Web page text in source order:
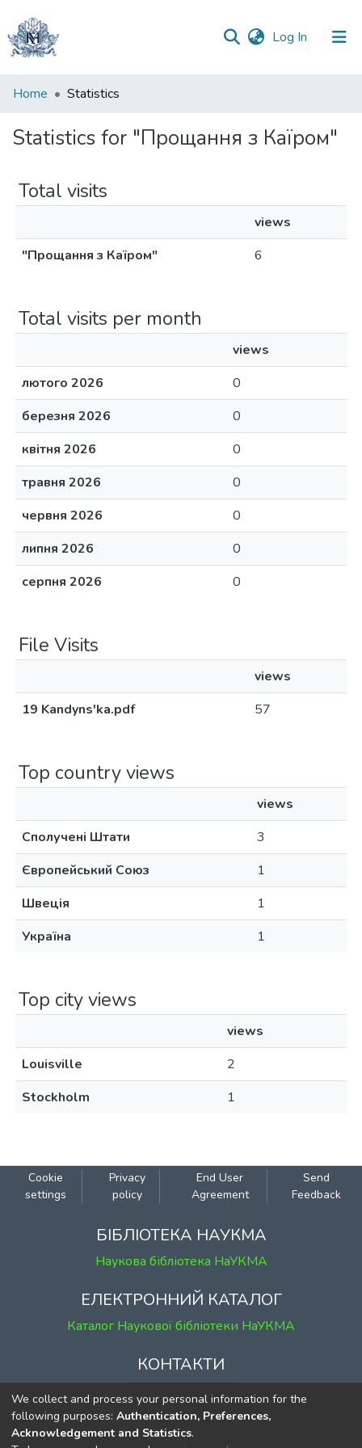
Log In (current)
Communities
Collections
Home Statistics
Statistics for "Прощання з Каїром"
Total visits
views
"Прощання з Каїром"
6
Total visits per month
views
лютого 2026
0
березня 2026
0
квітня 2026
0
травня 2026
0
червня 2026
0
липня 2026
0
серпня 2026
0
File Visits
views
19 Kandyns'ka.pdf
57
Top country views
views
Сполучені Штати
3
Європейський Союз
1
Швеція
1
Україна
1
Top city views
views
Louisville
2
Stockholm
1
Cookie
settings
Privacy
policy
End User
Agreement
Send
Feedback
БІБЛІОТЕКА НАУКМА
Наукова бібліотека НаУКМА
ЕЛЕКТРОННИЙ КАТАЛОГ
Каталог Наукової бібліотеки НаУКМА
КОНТАКТИ
м. Київ, вул. Григорія Сковороди, 2
к. 1, к. 120
тел. (044) 463-69-31
We collect and process your personal information for the
following purposes: Authentication, Preferences,
Acknowledgement and Statistics.